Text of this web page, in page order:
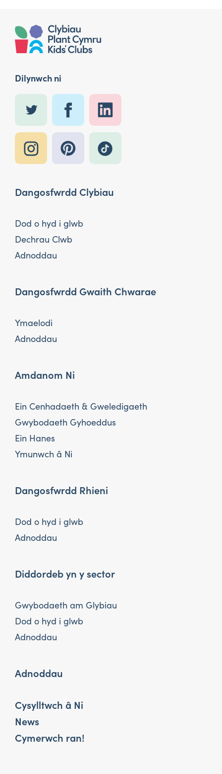
Dilynwch ni
Dangosfwrdd Clybiau
Dod o hyd i glwb
Dechrau Clwb
Adnoddau
Dangosfwrdd Gwaith Chwarae
Ymaelodi
Adnoddau
Amdanom Ni
Ein Cenhadaeth & Gweledigaeth
Gwybodaeth Gyhoeddus
Ein Hanes
Ymunwch â Ni
Dangosfwrdd Rhieni
Dod o hyd i glwb
Adnoddau
Diddordeb yn y sector
Gwybodaeth am Glybiau
Dod o hyd i glwb
Adnoddau
Adnoddau
Cysylltwch â Ni
News
Cymerwch ran!